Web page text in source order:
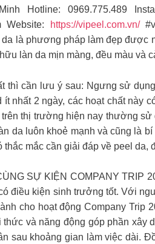
Hotline: 0969.775.489
Website:
https://vipeel.com.vn/
da là phương pháp làm đẹp được
làn da mịn màng, đều màu và
thì cần lưu ý sau: Ngưng sử
nhất 2 ngày, các hoạt chất này
thị trường hiện nay thường
da luôn khoẻ mạnh và cũng là
mắc cần giải đáp về peel da,
SỰ KIỆN COMPANY TRIP
điều kiện sinh trưởng tốt. Với
cho hoạt động Company
thức và năng động góp phần
sau khoảng gian làm việc dài.